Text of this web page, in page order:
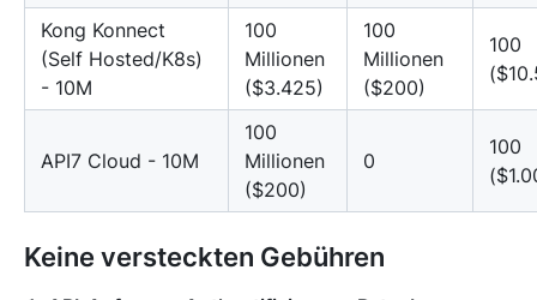
Kong Konnect
(Self Hosted/K8s)
- 10M
100
Millionen
($3.425)
100
Millionen
($200)
100
API7 Cloud - 10M
100
Millionen
($200)
0
100
Keine versteckten Gebühren